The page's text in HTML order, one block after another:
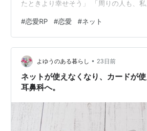
たときより幸せそう」 「周りの人も、
きずっていて恥ずかしい」 「元恋人は、
ど完全に忘れたのかもしれない」 別れ
していたのに、SNSの写真や共通の友
に、気持ちが振り出しへ戻ったように感
でしょう。 相手の新しい恋を祝えない自
い」「未練がましい」と責めてしまう…
#恋愛RP #恋愛 #ネット
よゆうのある暮らし • 23日前
ネットが使えなくなり、カードが使
耳鼻科へ。